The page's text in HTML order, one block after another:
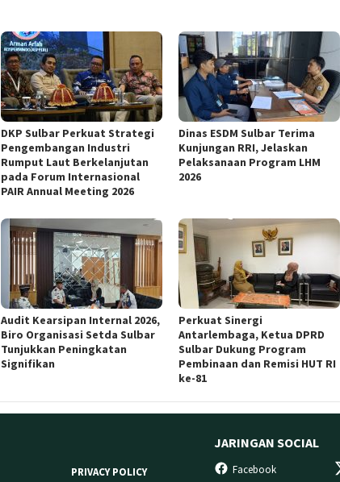
DKP Sulbar Perkuat Strategi
Pengembangan Industri
Rumput Laut Berkelanjutan
pada Forum Internasional
PAIR Annual Meeting 2026
Dinas ESDM Sulbar Terima
Kunjungan RRI, Jelaskan
Pelaksanaan Program LHM
2026
Audit Kearsipan Internal 2026,
Biro Organisasi Setda Sulbar
Tunjukkan Peningkatan
Signifikan
Perkuat Sinergi
Antarlembaga, Ketua DPRD
Sulbar Dukung Program
Pembinaan dan Remisi HUT RI
ke-81
PRIVACY POLICY
JARINGAN SOCIAL
Facebook